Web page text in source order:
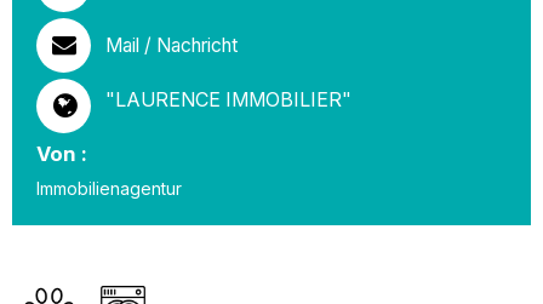
Mail / Nachricht
"LAURENCE IMMOBILIER"
Von :
Immobilienagentur